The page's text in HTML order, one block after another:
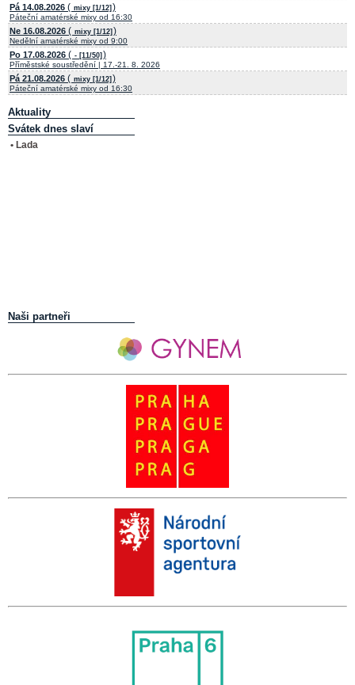
Pá 14.08.2026 ( mixy [1/12] )
Páteční amatérské mixy od 16:30
Ne 16.08.2026 ( mixy [1/12] )
Nedělní amatérské mixy od 9:00
Po 17.08.2026 ( - [11/50] )
Příměstské soustředění | 17.-21. 8. 2026
Pá 21.08.2026 ( mixy [1/12] )
Páteční amatérské mixy od 16:30
Aktuality
Svátek dnes slaví
• Lada
Naši partneři